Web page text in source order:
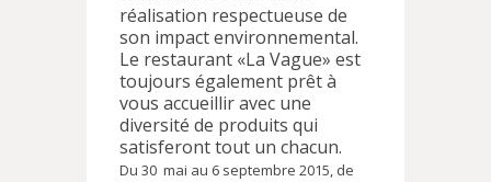
réalisation respectueuse de
son impact environnemental.
Le restaurant «La Vague» est
toujours également prêt à
vous accueillir avec une
diversité de produits qui
satisferont tout un chacun.
Du 30 mai au 6 septembre 2015, de